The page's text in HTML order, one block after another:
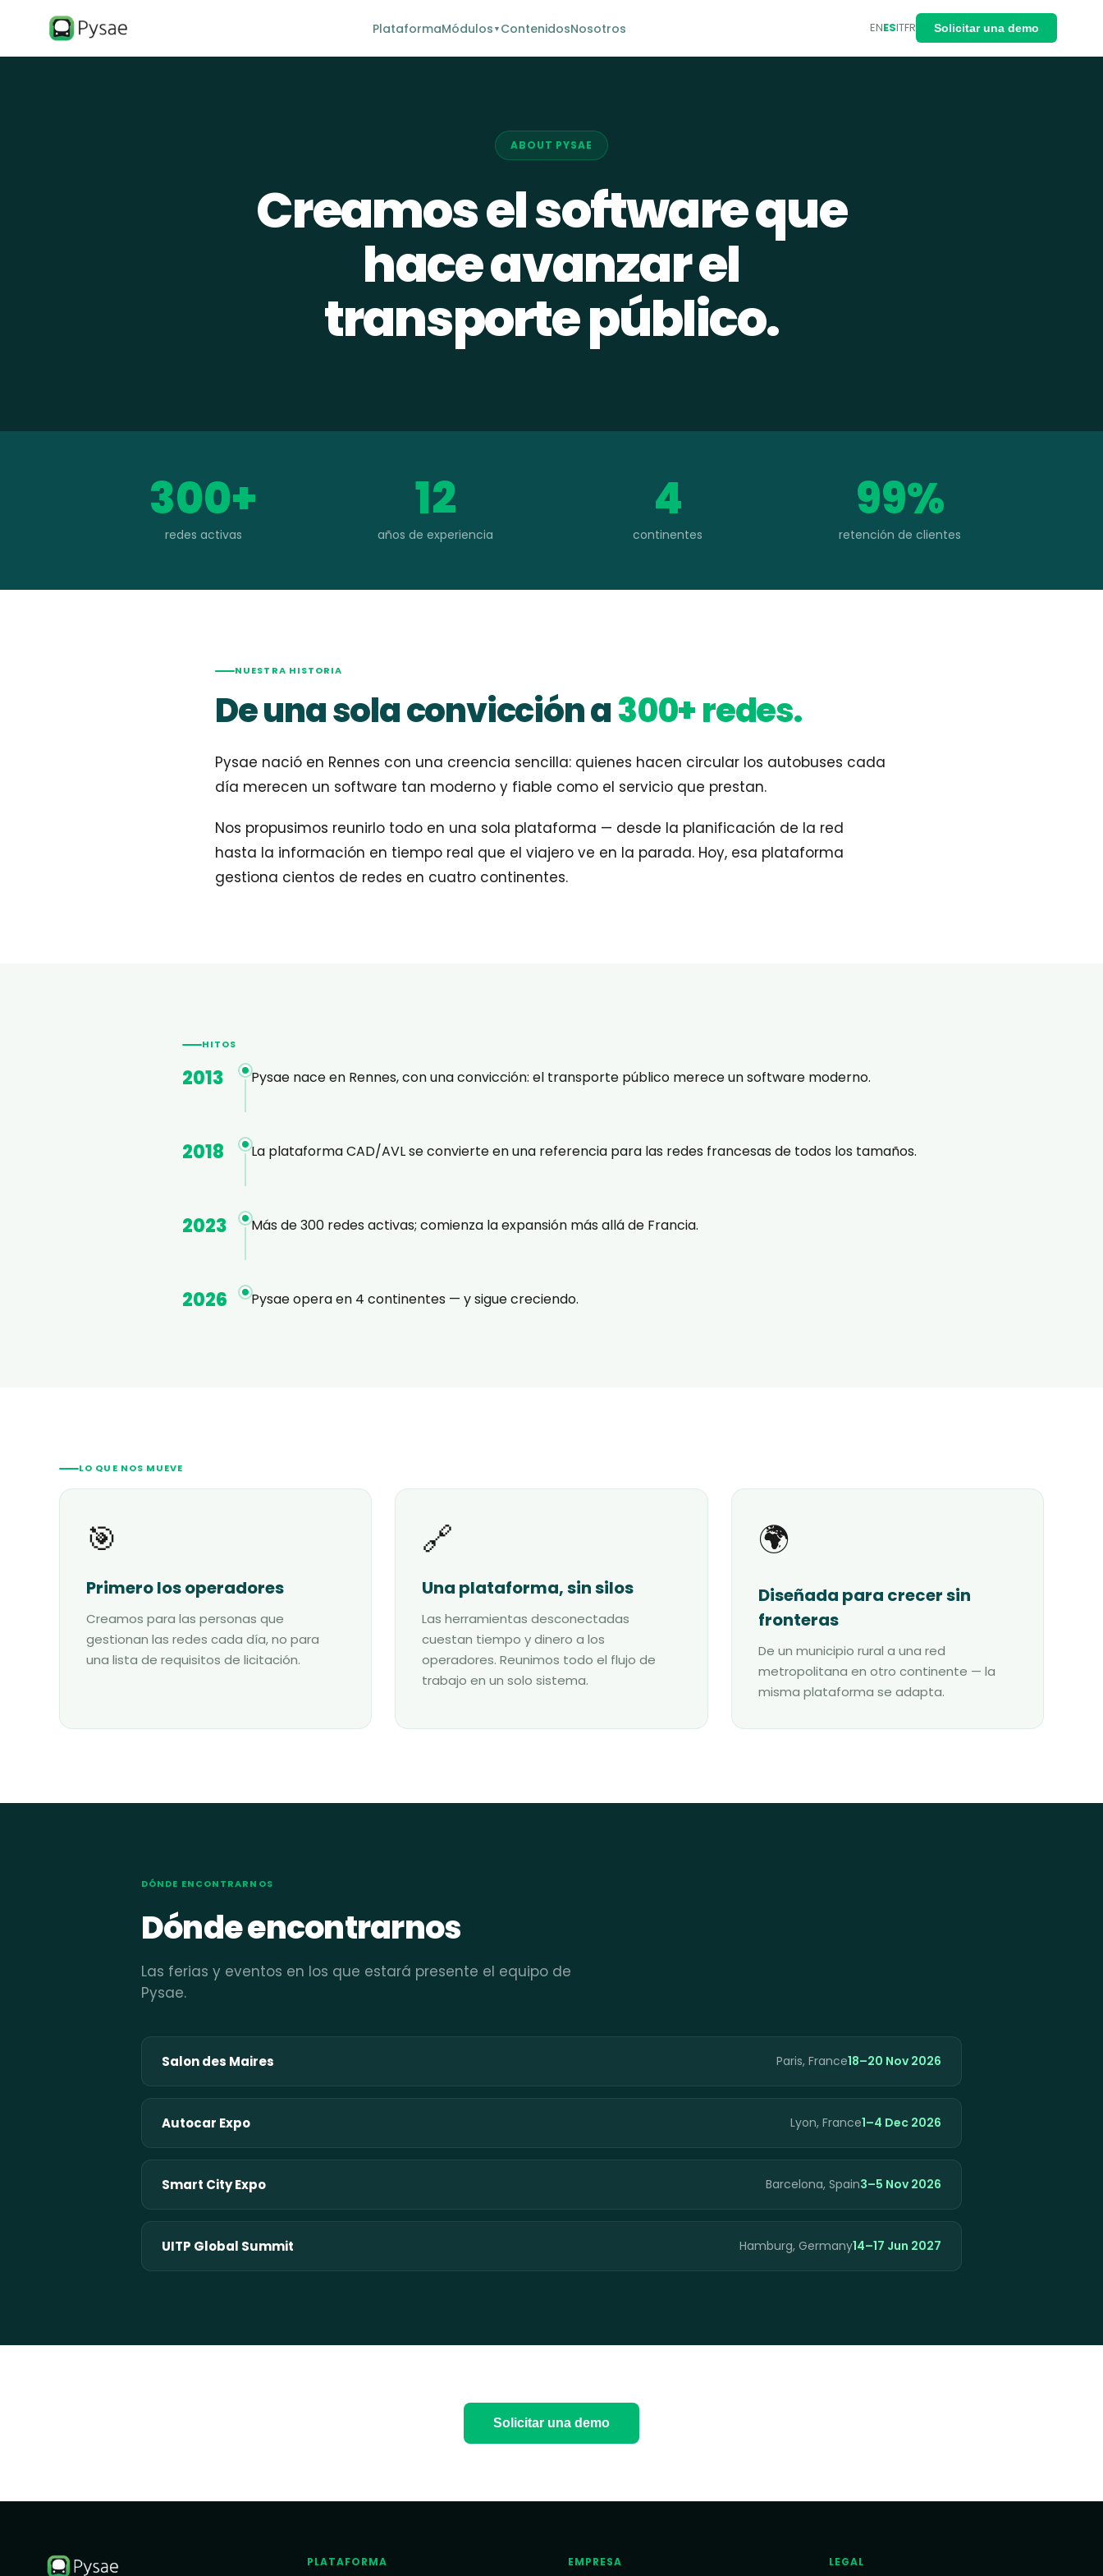
PlataformaMódulos ▼ ContenidosNosotros ENESITFR Solicitar una demo
ABOUT PYSAE
Creamos el software que
hace avanzar el
transporte público.
300+
redes activas
12
años de experiencia
4
continentes
99%
retención de clientes
NUESTRA HISTORIA
De una sola convicción a300+ redes.
Pysae nació en Rennes con una creencia sencilla: quienes hacen circular los autobuses cada
día merecen un software tan moderno y fiable como el servicio que prestan.
Nos propusimos reunirlo todo en una sola plataforma — desde la planificación de la red
hasta la información en tiempo real que el viajero ve en la parada. Hoy, esa plataforma
gestiona cientos de redes en cuatro continentes.
HITOS
2013 Pysae nace en Rennes, con una convicción: el transporte público merece un software moderno.
2018 La plataforma CAD/AVL se convierte en una referencia para las redes francesas de todos los tamaños.
2023 Más de 300 redes activas; comienza la expansión más allá de Francia.
2026 Pysae opera en 4 continentes — y sigue creciendo.
LO QUE NOS MUEVE
🎯
Primero los operadores
Creamos para las personas que
gestionan las redes cada día, no para
una lista de requisitos de licitación.
🔗
Una plataforma, sin silos
Las herramientas desconectadas
cuestan tiempo y dinero a los
operadores. Reunimos todo el flujo de
trabajo en un solo sistema.
🌍
Diseñada para crecer sin
fronteras
De un municipio rural a una red
metropolitana en otro continente — la
misma plataforma se adapta.
DÓNDE ENCONTRARNOS
Dónde encontrarnos
Las ferias y eventos en los que estará presente el equipo de
Pysae.
Salon des Maires Paris, France18–20 Nov 2026
Autocar Expo Lyon, France1–4 Dec 2026
Smart City Expo Barcelona, Spain3–5 Nov 2026
UITP Global Summit Hamburg, Germany14–17 Jun 2027
Solicitar una demo
PLATAFORMA EMPRESA LEGAL